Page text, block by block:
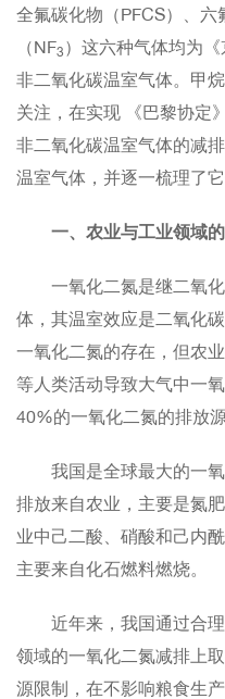
全氟碳化物（PFCS）、六
（NF3 ）这六种气体均为
非二氧化碳温室气体。甲
关注，在实现 《巴黎协定
非二氧化碳温室气体的减
温室气体，并逐一梳理了
一、农业与工业领域
一氧化二氮是继二氧
体，其温室效应是二氧化
一氧化二氮的存在，但农
等人类活动导致大气中一
40%的一氧化二氮的排放
我国是全球最大的一
排放来自农业，主要是氮
业中己二酸、硝酸和己内
主要来自化石燃料燃烧。
近年来，我国通过合
领域的一氧化二氮减排上
源限制，在不影响粮食生